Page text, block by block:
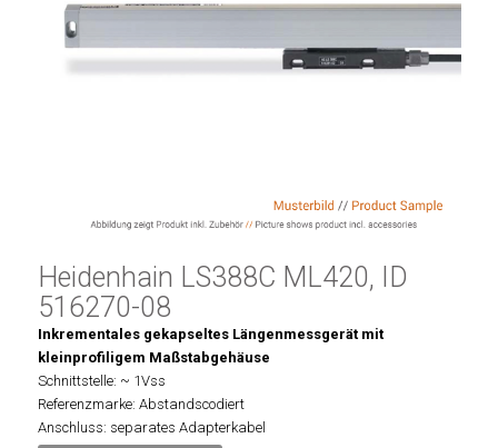
Heidenhain LS388C ML420, ID
516270-08
Inkrementales gekapseltes Längenmessgerät mit
kleinprofiligem Maßstabgehäuse
Schnittstelle: ~ 1Vss
Referenzmarke: Abstandscodiert
Anschluss: separates Adapterkabel